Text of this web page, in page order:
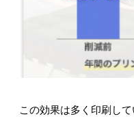
この効果は多く印刷し